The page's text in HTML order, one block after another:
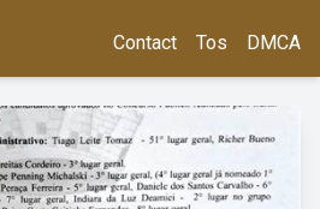
Contact Tos DMCA